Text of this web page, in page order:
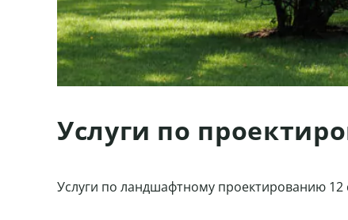
Услуги по
Услуги по ландшафтному проектированию